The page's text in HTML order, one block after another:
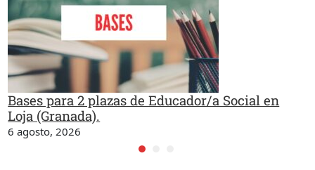
Bases para 2 plazas de Educador/a Social en
Loja (Granada).
6 agosto, 2026